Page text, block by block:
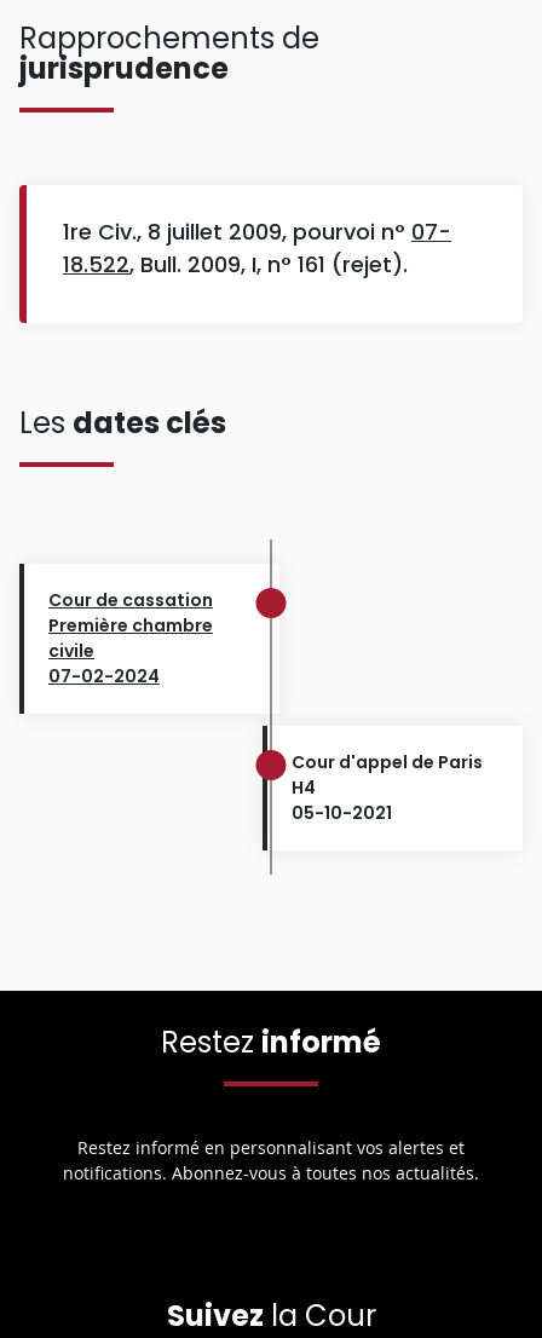
Rapprochements de
jurisprudence
1re Civ., 8 juillet 2009, pourvoi n° 07-
18.522, Bull. 2009, I, n° 161 (rejet).
Les dates clés
Cour de cassation
Première chambre
civile
07-02-2024
Cour d'appel de Paris
H4
05-10-2021
Restez informé
Restez informé en personnalisant vos alertes et
notifications. Abonnez-vous à toutes nos actualités.
Suivez la Cour